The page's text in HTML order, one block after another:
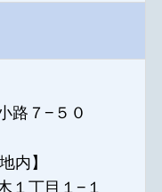
路７−５０
内】
１丁目１−１